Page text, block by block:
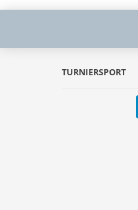
TURNIERSPORT